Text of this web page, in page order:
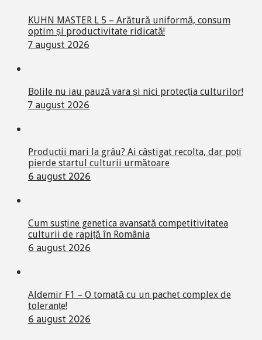
KUHN MASTER L 5 – Arătură uniformă, consum
optim și productivitate ridicată!
7 august 2026
Bolile nu iau pauză vara și nici protecția culturilor!
7 august 2026
Producții mari la grâu? Ai câștigat recolta, dar poți
pierde startul culturii următoare
6 august 2026
Cum susține genetica avansată competitivitatea
culturii de rapiță în România
6 august 2026
Aldemir F1 – O tomată cu un pachet complex de
toleranțe!
6 august 2026